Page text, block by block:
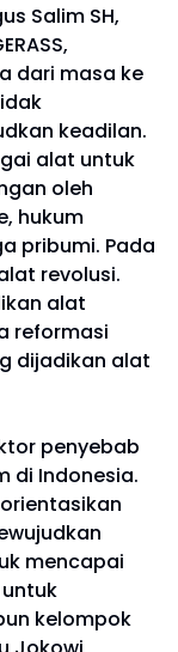
Salim SH,
dari masa ke
keadilan.
alat untuk
oleh
hukum
pribumi. Pada
revolusi.
alat
reformasi
dijadikan alat
penyebab
di Indonesia.
mencapai
kelompok